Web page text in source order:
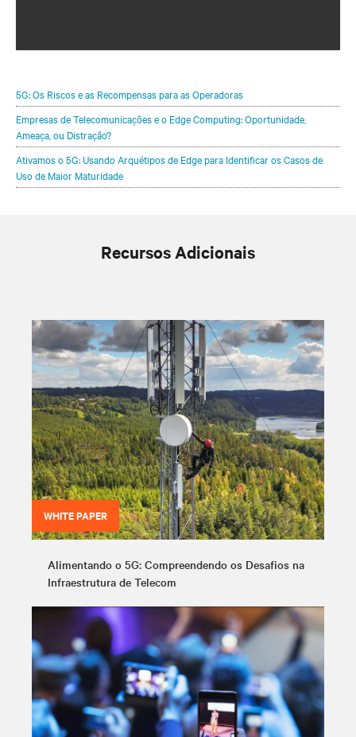
5G: Os Riscos e as Recompensas para as Operadoras
Empresas de Telecomunicações e o Edge Computing: Oportunidade,
Ameaça, ou Distração?
Ativamos o 5G: Usando Arquétipos de Edge para Identificar os Casos de
Uso de Maior Maturidade
Recursos Adicionais
WHITE PAPER
Alimentando o 5G: Compreendendo os Desafios na
Infraestrutura de Telecom